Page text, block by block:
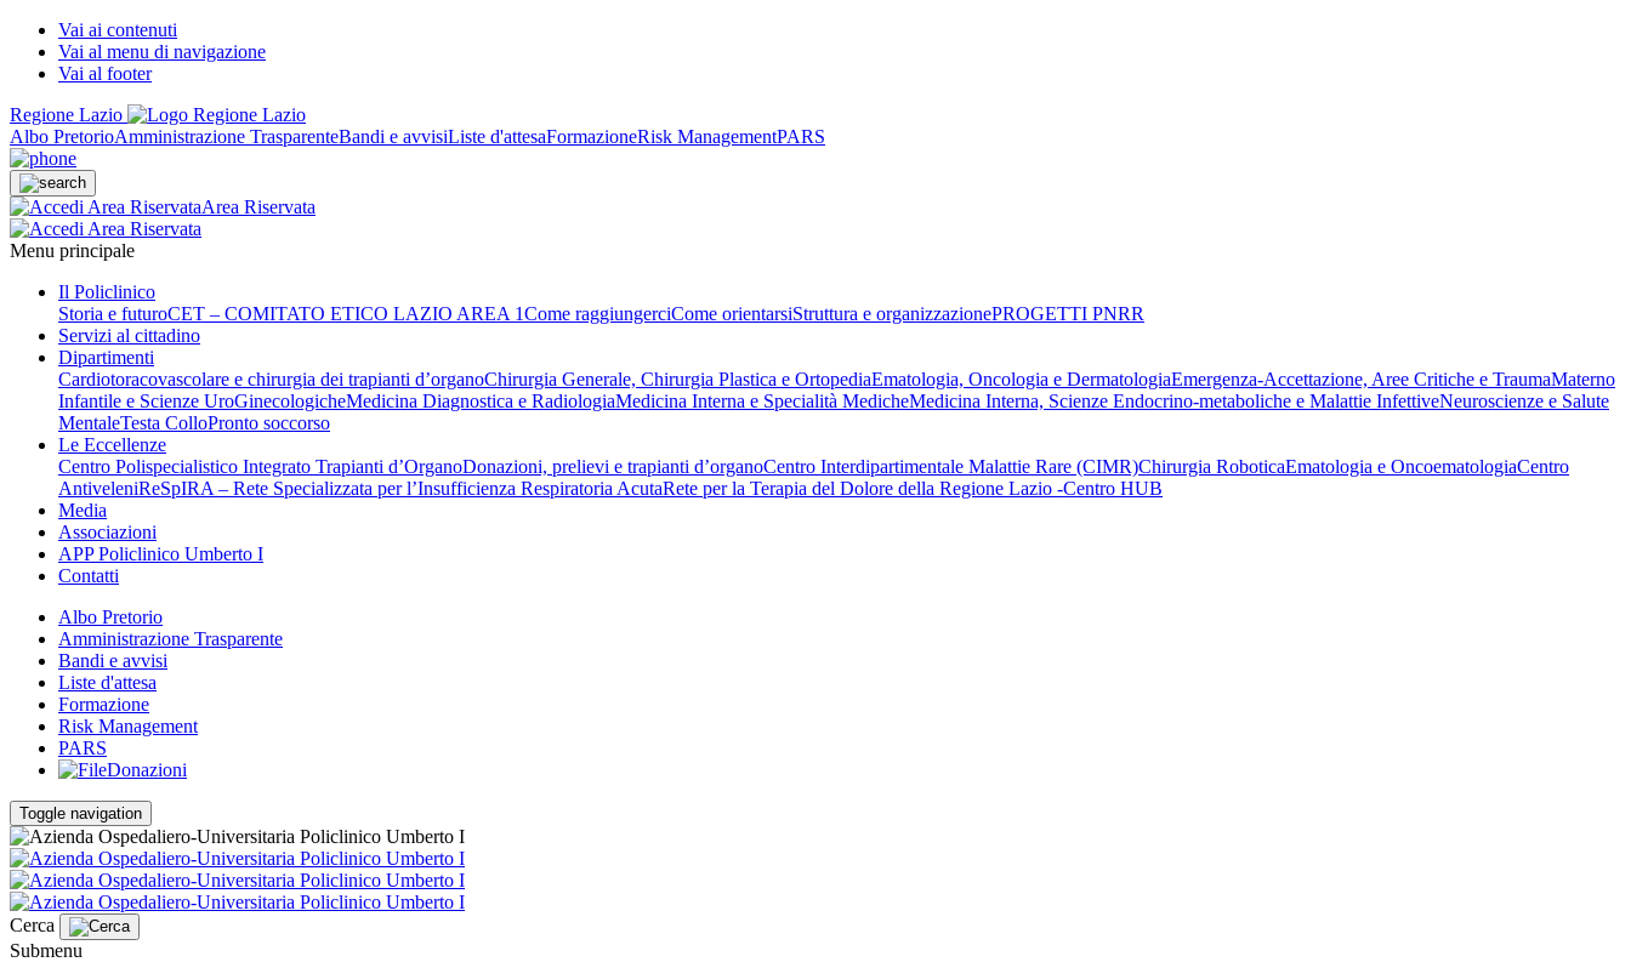
Vai ai contenuti
Vai al menu di navigazione
Vai al footer
Regione Lazio
Albo PretorioAmministrazione TrasparenteBandi e avvisiListe d'attesaFormazioneRisk ManagementPARS
Area Riservata
Menu principale
Il Policlinico
Storia e futuroCET – COMITATO ETICO LAZIO AREA 1Come raggiungerciCome orientarsiStruttura e organizzazionePROGETTI PNRR
Servizi al cittadino
Dipartimenti
Cardiotoracovascolare e chirurgia dei trapianti d’organoChirurgia Generale, Chirurgia Plastica e OrtopediaEmatologia, Oncologia e DermatologiaEmergenza-Accettazione, Aree Critiche e TraumaMaterno
Infantile e Scienze UroGinecologicheMedicina Diagnostica e RadiologiaMedicina Interna e Specialità MedicheMedicina Interna, Scienze Endocrino-metaboliche e Malattie InfettiveNeuroscienze e Salute
MentaleTesta ColloPronto soccorso
Le Eccellenze
Centro Polispecialistico Integrato Trapianti d’OrganoDonazioni, prelievi e trapianti d’organoCentro Interdipartimentale Malattie Rare (CIMR)Chirurgia RoboticaEmatologia e OncoematologiaCentro
AntiveleniReSpIRA – Rete Specializzata per l’Insufficienza Respiratoria AcutaRete per la Terapia del Dolore della Regione Lazio -Centro HUB
Media
Associazioni
APP Policlinico Umberto I
Contatti
Albo Pretorio
Amministrazione Trasparente
Bandi e avvisi
Liste d'attesa
Formazione
Risk Management
PARS
Donazioni
Toggle navigation
Cerca
Submenu